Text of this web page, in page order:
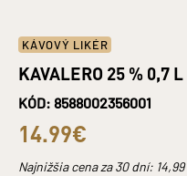
KÁVOVÝ LIKÉR
KAVALERO 25 % 0,7 L
KÓD: 8588002356001
14.99€
Najnižšia cena za 30 dní: 14,99